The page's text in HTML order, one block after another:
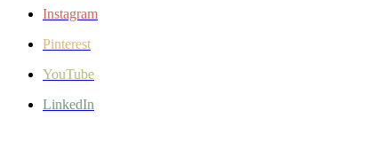
Instagram
Pinterest
YouTube
LinkedIn